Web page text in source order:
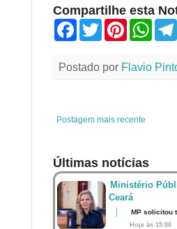
Compartilhe esta
F
b
T
w
P
e
W
Postado por Flavio
Postagem mais recente
Últimas notícias
Ministério
Ceará
MP solicitou
Hoje às 15:00